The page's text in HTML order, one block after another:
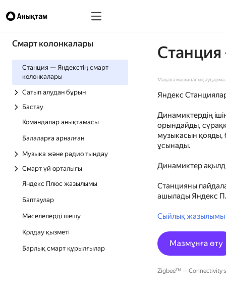
Смарт колонкалары
Станция — Яндекстің смарт
колонкалары
Сатып алудан бұрын
Бастау
Командалар анықтамасы
Балаларға арналған
Музыка және радио тыңдау
Смарт үй орталығы
Яндекс Плюс жазылымы
Баптаулар
Мәселелерді шешу
Қолдау қызметі
Барлық смарт құрылғылар
Мақала машиналық аударма
Яндекс
Динамиктердің
орындайды,
музыкасын қояды,
ұсынады.
Динамиктер
Станцияны
ашылады Яндекс
Сыйлық жазылымы
Zigbee™ — Connectivity